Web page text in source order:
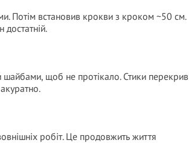
Потім встановив крокви з кроком ~50 см.
щоб не протікало. Стики перекрив
робіт. Це продовжить життя